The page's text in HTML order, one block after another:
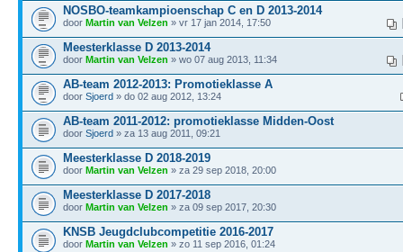
NOSBO-teamkampioenschap C en D 2013-2014
door Martin van Velzen » vr 17 jan 2014, 17:50
Meesterklasse D 2013-2014
door Martin van Velzen » wo 07 aug 2013, 11:34
AB-team 2012-2013: Promotieklasse A
door Sjoerd » do 02 aug 2012, 13:24
AB-team 2011-2012: promotieklasse Midden-Oost
door Sjoerd » za 13 aug 2011, 09:21
Meesterklasse D 2018-2019
door Martin van Velzen » za 29 sep 2018, 20:00
Meesterklasse D 2017-2018
door Martin van Velzen » za 09 sep 2017, 20:30
KNSB Jeugdclubcompetitie 2016-2017
door Martin van Velzen » zo 11 sep 2016, 01:24